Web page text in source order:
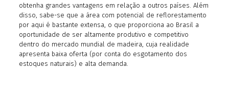
obtenha grandes vantagens em relação a outros países. Além
disso, sabe-se que a área com potencial de reflorestamento
por aqui é bastante extensa, o que proporciona ao Brasil a
oportunidade de ser altamente produtivo e competitivo
dentro do mercado mundial de madeira, cuja realidade
apresenta baixa oferta (por conta do esgotamento dos
estoques naturais) e alta demanda.